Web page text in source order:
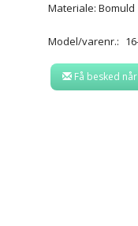
Materiale: Bomuld
Model/varenr.:
Få besked